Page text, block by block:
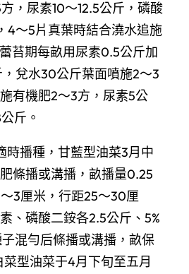
，尿素10～12.5公斤，磷酸
4～5片真葉時結合澆水追施
苔期每畝用尿素0.5公斤加
兌水30公斤葉面噴施2～3
有機肥2～3方，尿素5公
斤。
時播種，甘藍型油菜3月中
條播或溝播，畝播量0.25
3厘米，行距25～30厘
、磷酸二銨各2.5公斤、5%
混勻后條播或溝播，畝保
菜型油菜于4月下旬至五月